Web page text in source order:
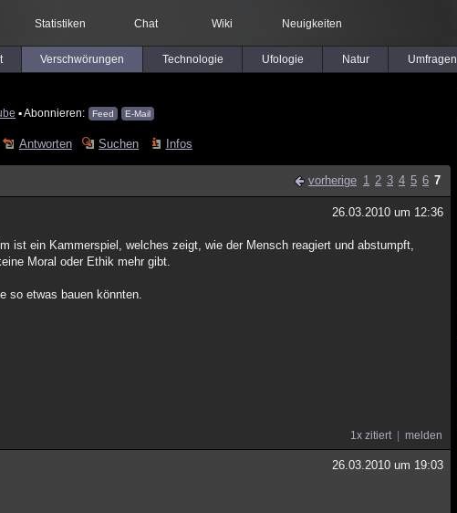
Statistiken Chat Wiki Neuigkeiten
Verschwörungen Technologie Ufologie Natur Umfragen
▪ Abonnieren: Feed E-Mail
Antworten Suchen Infos
vorherige 1 2 3 4 5 6 7
26.03.2010 um 12:36
ist ein Kammerspiel, welches zeigt, wie der Mensch reagiert und abstumpft,
Moral oder Ethik mehr gibt.
so etwas bauen könnten.
1x zitiert melden
26.03.2010 um 19:03